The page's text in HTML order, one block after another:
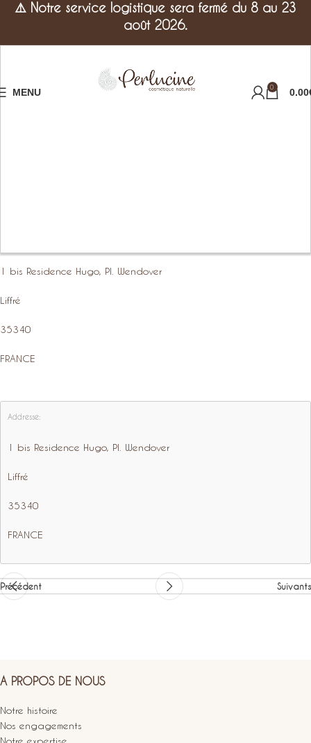
MENU 0 0.00
1 bis Residence Hugo, Pl. Wendover
Liffré
35340
FRANCE
Addresse:
1 bis Residence Hugo, Pl. Wendover
Liffré
35340
FRANCE
Précédent Suivants
A PROPOS DE NOUS
Notre histoire
Nos engagements
Notre expertise
⚠️ Notre service logistique sera fermé du 8 au 23
août 2026.